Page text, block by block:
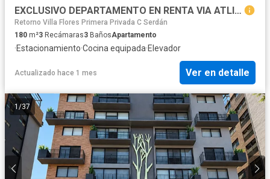
EXCLUSIVO DEPARTAMENTO EN RENTA VIA ATLIXCAYOTL TORRE W
Retorno Villa Flores Primera Privada C Serdán
180 m²3 Recámaras3 BañosApartamento
·Estacionamiento·Cocina equipada·Elevador
Actualizado hace 1 mes Ver en detalle
1 /37